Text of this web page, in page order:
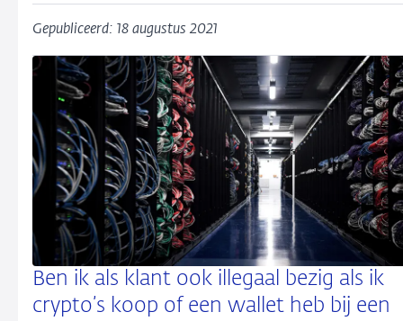
Gepubliceerd: 18 augustus 2021
Ben ik als klant ook illegaal bezig als ik
crypto’s koop of een wallet heb bij een